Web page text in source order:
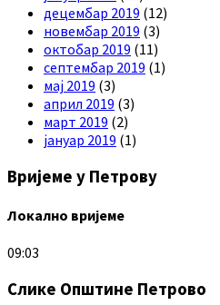
децембар 2019 (12)
новембар 2019 (3)
октобар 2019 (11)
септембар 2019 (1)
мај 2019 (3)
април 2019 (3)
март 2019 (2)
јануар 2019 (1)
Вријеме у Петрову
Локално вријеме
09:03
Слике Општине Петрово